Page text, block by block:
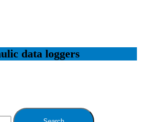
data loggers